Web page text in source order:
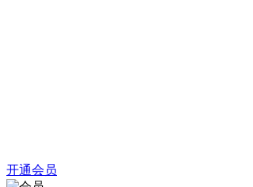
开通会员